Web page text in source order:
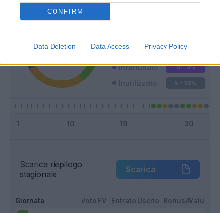
CONFIRM
Data Deletion Data Access Privacy Policy
Squalificato 0 - 0
Infortunato 0 - 0%
Inutilizzato 5 - 33%
Scarica riepilogo
stagionale
Scarica
Giornata Voto FV Entrato Uscito Bonus/Malus